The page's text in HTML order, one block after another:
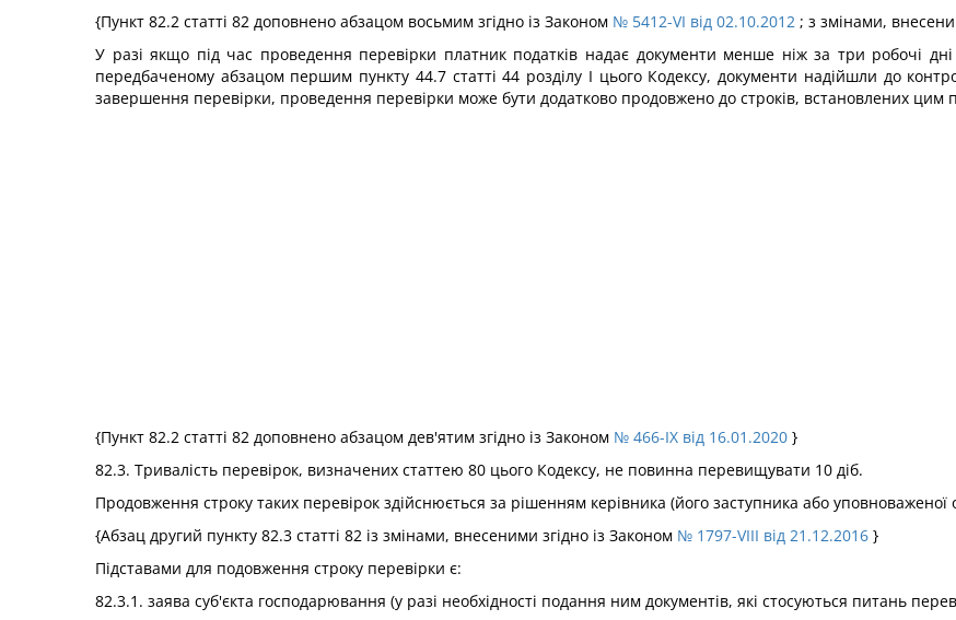
{Пункт 82.2 статті 82 доповнено абзацом восьмим згідно із Законом № 5412-VI від 02.10.2012 ; з змінами,
У разі якщо під час проведення перевірки платник податків надає документи менше ніж за три робочі
передбаченому абзацом першим пункту 44.7 статті 44 розділу I цього Кодексу, документи надійшли до
завершення перевірки, проведення перевірки може бути додатково продовжено до строків, встановлених цим
{Пункт 82.2 статті 82 доповнено абзацом дев'ятим згідно із Законом № 466-IX від 16.01.2020 }
82.3. Тривалість перевірок, визначених статтею 80 цього Кодексу, не повинна перевищувати 10 діб.
Продовження строку таких перевірок здійснюється за рішенням керівника (його заступника або
{Абзац другий пункту 82.3 статті 82 із змінами, внесеними згідно із Законом № 1797-VIII від 21.12.2016 }
Підставами для подовження строку перевірки є:
82.3.1. заява суб'єкта господарювання (у разі необхідності подання ним документів, які стосуються питань